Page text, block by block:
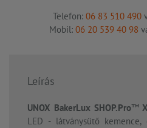
Telefon: 06 83 510 490
Mobil: 06 20 539 40 98
Leírás
UNOX BakerLux SHOP.Pro™
LED - látványsütő kemence,